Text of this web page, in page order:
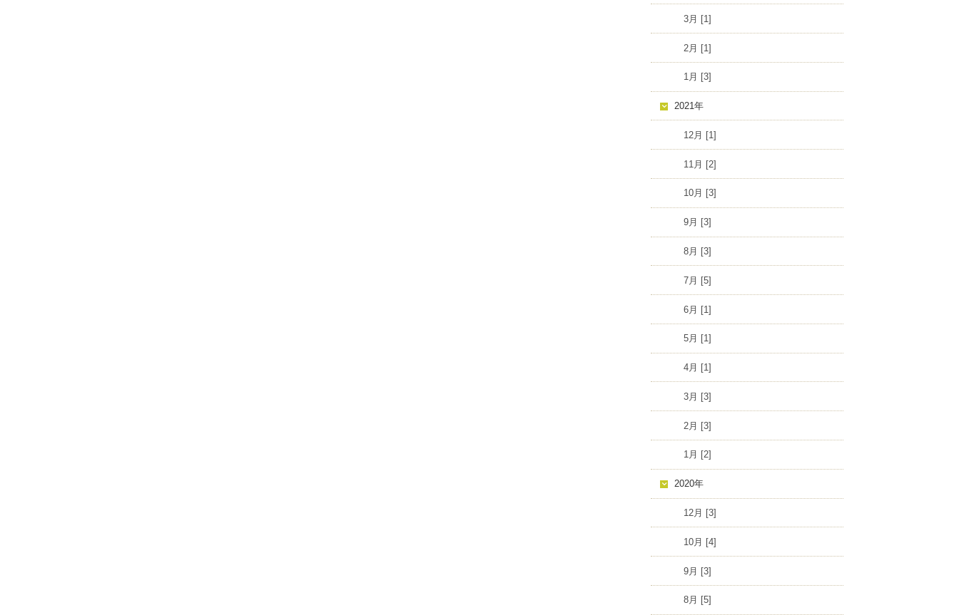
3月 [1]
2月 [1]
1月 [3]
2021年
12月 [1]
11月 [2]
10月 [3]
9月 [3]
8月 [3]
7月 [5]
6月 [1]
5月 [1]
4月 [1]
3月 [3]
2月 [3]
1月 [2]
2020年
12月 [3]
10月 [4]
9月 [3]
8月 [5]